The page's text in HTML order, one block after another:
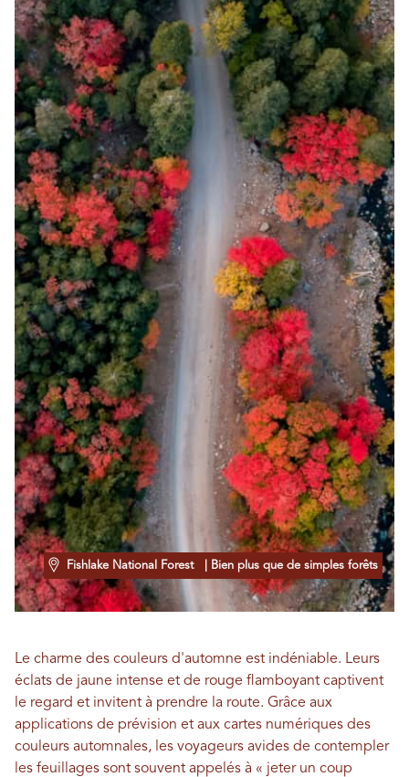
Fishlake National Forest | Bien plus que de simples forêts
Le charme des couleurs d'automne est indéniable. Leurs
éclats de jaune intense et de rouge flamboyant captivent
le regard et invitent à prendre la route. Grâce aux
applications de prévision et aux cartes numériques des
couleurs automnales, les voyageurs avides de contempler
les feuillages sont souvent appelés à « jeter un coup